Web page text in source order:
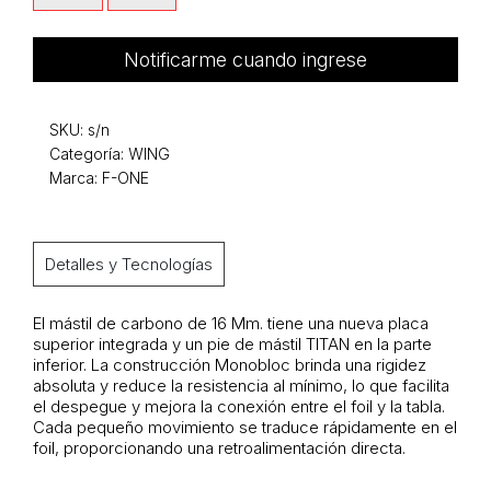
Notificarme cuando ingrese
SKU: s/n
Categoría: WING
Marca: F-ONE
Detalles y Tecnologías
El mástil de carbono de 16 Mm. tiene una nueva placa
superior integrada y un pie de mástil TITAN en la parte
inferior. La construcción Monobloc brinda una rigidez
absoluta y reduce la resistencia al mínimo, lo que facilita
el despegue y mejora la conexión entre el foil y la tabla.
Cada pequeño movimiento se traduce rápidamente en el
foil, proporcionando una retroalimentación directa.